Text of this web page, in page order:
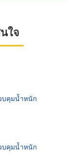
ใจ
บคุมน้ำหนัก
บคุมน้ำหนัก